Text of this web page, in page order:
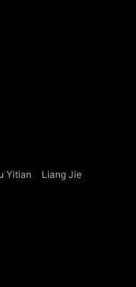
Yitian
Liang Jie